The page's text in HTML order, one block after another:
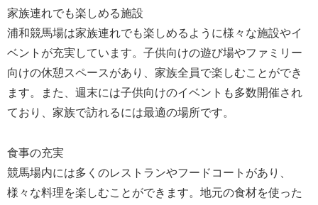
家族連れでも楽しめる施設
浦和競馬場は家族連れでも楽しめるように様々な施設やイ
ベントが充実しています。子供向けの遊び場やファミリー
向けの休憩スペースがあり、家族全員で楽しむことができ
ます。また、週末には子供向けのイベントも多数開催され
ており、家族で訪れるには最適の場所です。
食事の充実
競馬場内には多くのレストランやフードコートがあり、
様々な料理を楽しむことができます。地元の食材を使った